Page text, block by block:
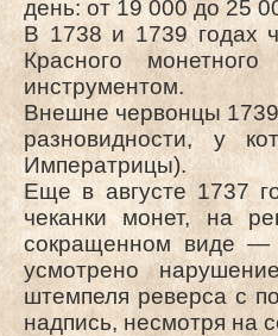
день: от 19 000 до 25
В 1738 и 1739 годах
Красного
инструментом.
Внешне червонцы
разновидности, у
Императрицы).
Еще в августе 1737
чеканки монет, на
сокращенном виде
усмотрено
штемпеля реверса с
надпись, несмотря на